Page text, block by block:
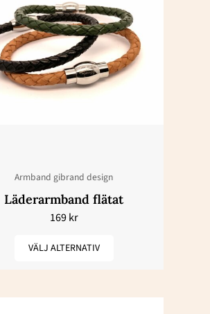
Armband gibrand design
Läderarmband flätat
169kr
VÄLJ ALTERNATIV
här
produkten
har
flera
varianter.
väljas
på
produktsidan